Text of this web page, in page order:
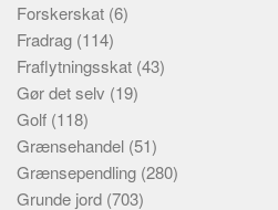
Forskerskat (6)
Fradrag (114)
Fraflytningsskat (43)
Gør det selv (19)
Golf (118)
Grænsehandel (51)
Grænsependling (280)
Grunde jord (703)